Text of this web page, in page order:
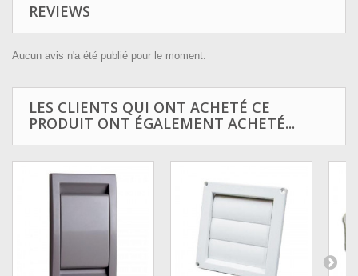
REVIEWS
Aucun avis n'a été publié pour le moment.
LES CLIENTS QUI ONT ACHETÉ CE
PRODUIT ONT ÉGALEMENT ACHETÉ...